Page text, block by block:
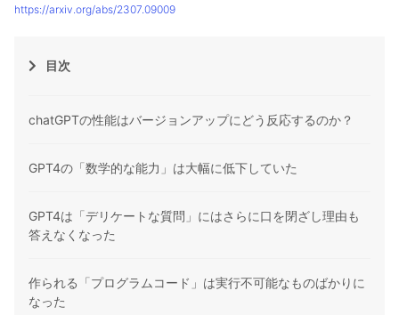
https://arxiv.org/abs/2307.09009
目次
chatGPTの性能はバージョンアップにどう反応するのか？
GPT4の「数学的な能力」は大幅に低下していた
GPT4は「デリケートな質問」にはさらに口を閉ざし理由も
答えなくなった
作られる「プログラムコード」は実行不可能なものばかりに
なった